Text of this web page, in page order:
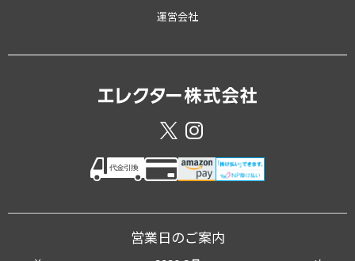
運営会社
営業日のご案内